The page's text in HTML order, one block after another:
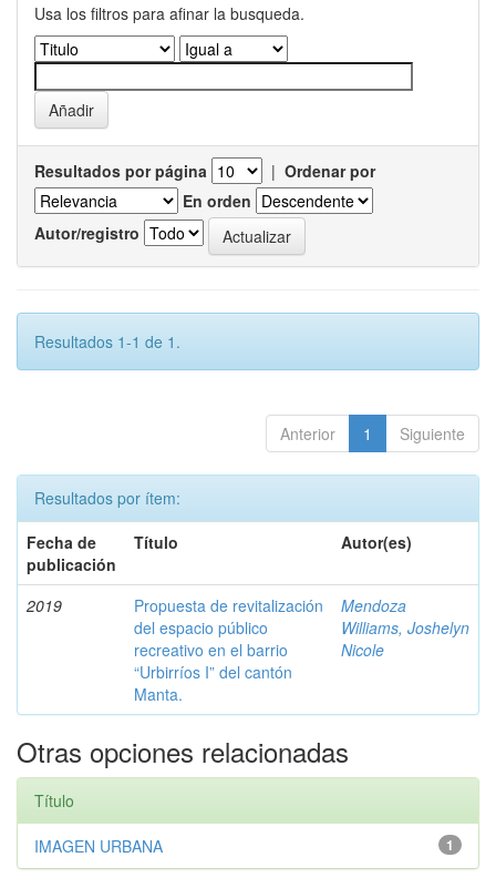
Usa los filtros para afinar la busqueda.
Resultados por página | Ordenar por
En orden
Autor/registro
Resultados 1-1 de 1.
Anterior 1 Siguiente
Resultados por ítem:
Fecha de
publicación
Título Autor(es)
2019
Propuesta de revitalización
del espacio público
recreativo en el barrio
“Urbirríos I” del cantón
Manta.
Mendoza
Williams, Joshelyn
Nicole
Otras opciones relacionadas
Título
1
IMAGEN URBANA